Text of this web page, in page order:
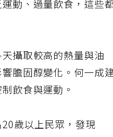
動、過量飲食，這些
攝取較高的熱量與油
膽固醇變化。何一成
飲食與運動。
歲以上民眾，發現